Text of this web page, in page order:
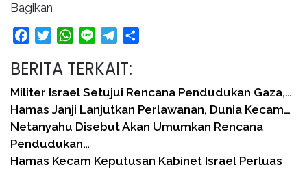
Bagikan
FacebookTwitterWhatsApp
Line Telegram
BERITA TERKAIT:
Militer Israel Setujui Rencana Pendudukan Gaza,…
Hamas Janji Lanjutkan Perlawanan, Dunia Kecam…
Netanyahu Disebut Akan Umumkan Rencana
Pendudukan…
Hamas Kecam Keputusan Kabinet Israel Perluas